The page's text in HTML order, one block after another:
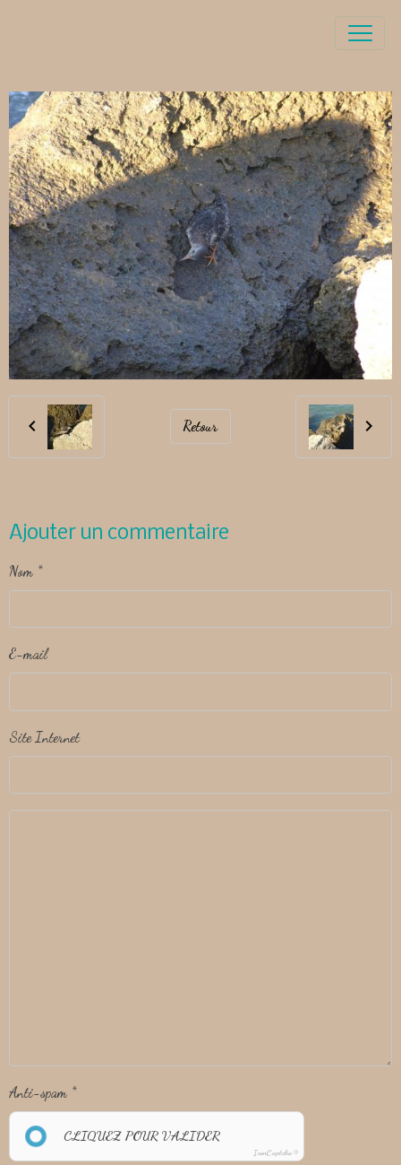
Retour
Ajouter un commentaire
Nom
E-mail
Site Internet
Anti-spam
CLIQUEZ POUR VALIDER
IconCaptcha ©